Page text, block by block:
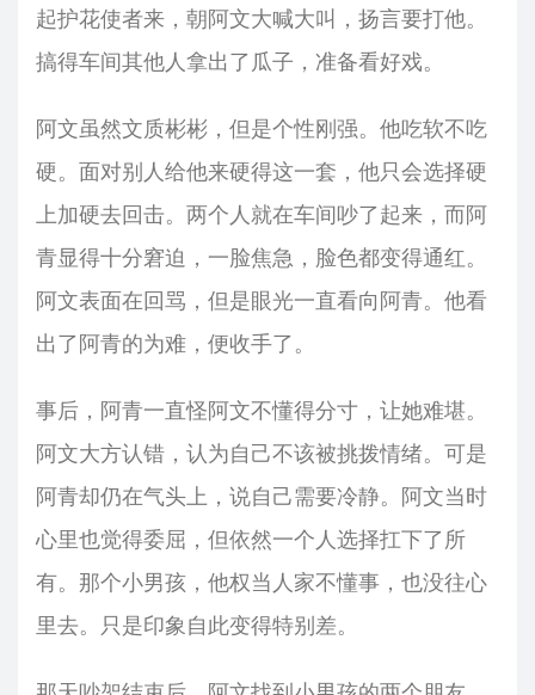
起护花使者来，朝阿文大喊大叫，扬言要打他。
搞得车间其他人拿出了瓜子，准备看好戏。
阿文虽然文质彬彬，但是个性刚强。他吃软不吃
硬。面对别人给他来硬得这一套，他只会选择硬
上加硬去回击。两个人就在车间吵了起来，而阿
青显得十分窘迫，一脸焦急，脸色都变得通红。
阿文表面在回骂，但是眼光一直看向阿青。他看
出了阿青的为难，便收手了。
事后，阿青一直怪阿文不懂得分寸，让她难堪。
阿文大方认错，认为自己不该被挑拨情绪。可是
阿青却仍在气头上，说自己需要冷静。阿文当时
心里也觉得委屈，但依然一个人选择扛下了所
有。那个小男孩，他权当人家不懂事，也没往心
里去。只是印象自此变得特别差。